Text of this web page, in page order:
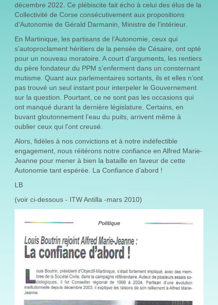
décembre 2022. Ce plébiscite fait écho à celui des élus de la
Collectivité de Corse consécutivement aux propositions
d’Autonomie de Gérald Darmanin, Ministre de l’intérieur.
En Martinique, les partisans de l’Autonomie, ceux qui
s’autoproclament héritiers de la pensée de Césaire, ont opté
pour un nouveau moratoire. A court d’arguments, les rentiers
du père fondateur du PPM s’enferment dans un consternant
mutisme. Quant aux parlementaires sortants, ils et elles n’ont
pas trouvé un seul instant pour interpeler le Gouvernement
sur la question. Pourtant, ce ne sont pas les occasions qui
ont manqué durant la dernière législature. Certains, en
buvant gloutonnement l’eau du puits, arrivent même à
oublier ceux qui l’ont creusé.
Alors, fidèles à nos convictions et à notre indéfectible
engagement, nous réitérons notre confiance en Alfred Marie-
Jeanne pour mener à bien la bataille en faveur de cette
Autonomie tant espérée. La Confiance d’abord !
LB
(voir ci-dessous - ITW Antilla -mars 2010)